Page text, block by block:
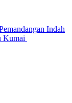
Indah
Kumai